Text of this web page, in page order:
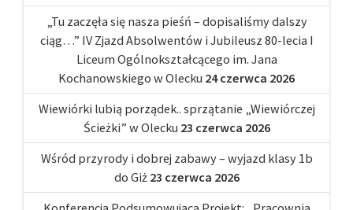
„Tu zaczęła się nasza pieśń – dopisaliśmy dalszy
ciąg…” IV Zjazd Absolwentów i Jubileusz 80-lecia I
Liceum Ogólnokształcącego im. Jana
Kochanowskiego w Olecku 24 czerwca 2026
Wiewiórki lubią porządek.. sprzątanie „Wiewiórczej
Ścieżki” w Olecku 23 czerwca 2026
Wśród przyrody i dobrej zabawy – wyjazd klasy 1b
do Giż 23 czerwca 2026